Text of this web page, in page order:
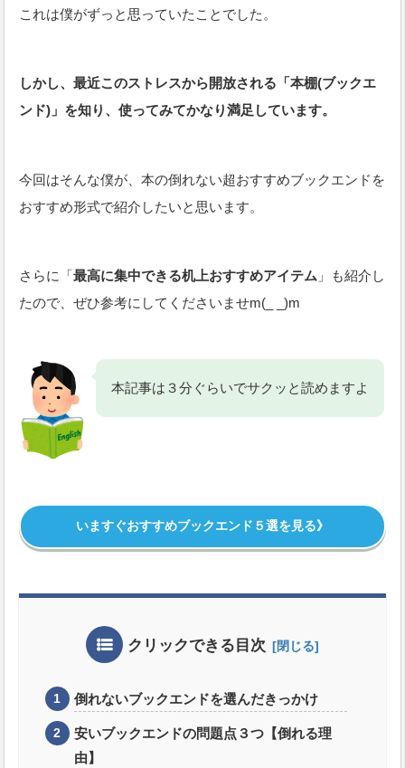
これは僕がずっと思っていたことでした。
しかし、最近このストレスから開放される「本棚(ブックエ
ンド)」を知り、使ってみてかなり満足しています。
今回はそんな僕が、本の倒れない超おすすめブックエンドを
おすすめ形式で紹介したいと思います。
さらに「最高に集中できる机上おすすめアイテム 」も紹介し
たので、ぜひ参考にしてくださいませm(_ _)m
本記事は３分ぐらいでサクッと読めますよ
いますぐおすすめブックエンド５選を見る》
クリックできる目次
倒れないブックエンドを選んだきっかけ
安いブックエンドの問題点３つ【倒れる理
由】